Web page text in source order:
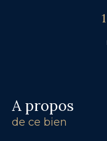
a propos
de ce bien